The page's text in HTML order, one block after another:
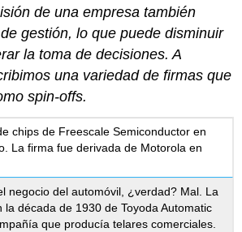
de una empresa también
gestión, lo que puede disminuir
la toma de decisiones. A
una variedad de firmas que
spin-offs.
chips de Freescale Semiconductor en
La firma fue derivada de Motorola en
negocio del automóvil, ¿verdad? Mal. La
la década de 1930 de Toyoda Automatic
que producía telares comerciales.